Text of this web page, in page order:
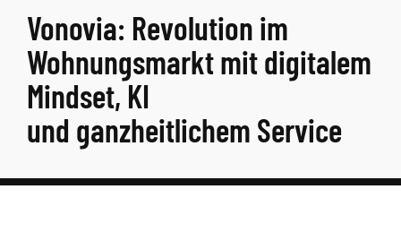
Vonovia: Revolution im
Wohnungsmarkt mit digitalem
Mindset, KI
und ganzheitlichem Service